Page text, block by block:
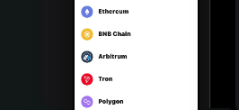
Português (Portugal)
Bahasa Indonesia